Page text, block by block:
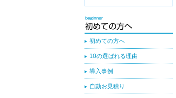
初めての方へ
10の選ばれる理由
導入事例
自動お見積り